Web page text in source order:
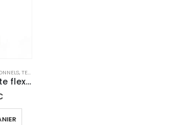
,TECH N'FAST
Colle cyanoacrylate flexible multi-matériaux 20g – Fix’N FLEX